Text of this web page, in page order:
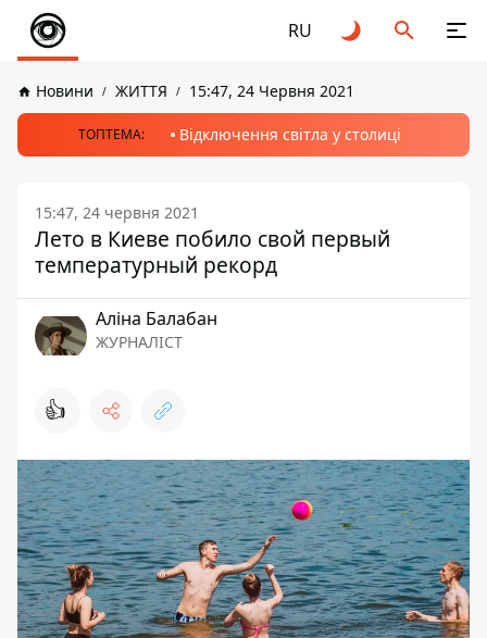
RU
Новини ЖИТТЯ 15:47, 24 Червня 2021
ТОПТЕМА: Відключення світла у столиці
15:47, 24 червня 2021
Лето в Киеве побило свой первый
температурный рекорд
Аліна Балабан
ЖУРНАЛІСТ
👍